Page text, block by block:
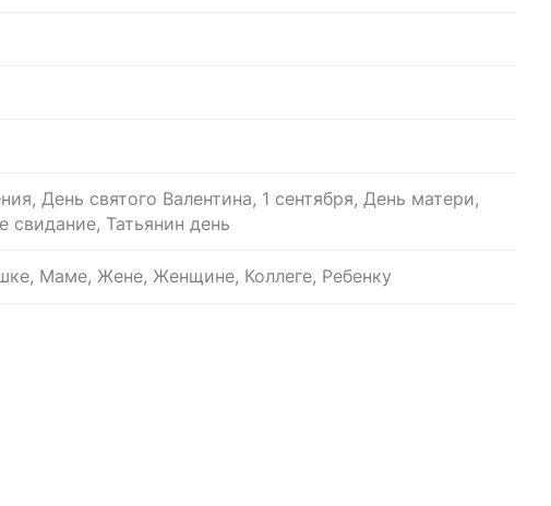
День святого Валентина, 1 сентября, День матери,
свидание, Татьянин день
Маме, Жене, Женщине, Коллеге, Ребенку